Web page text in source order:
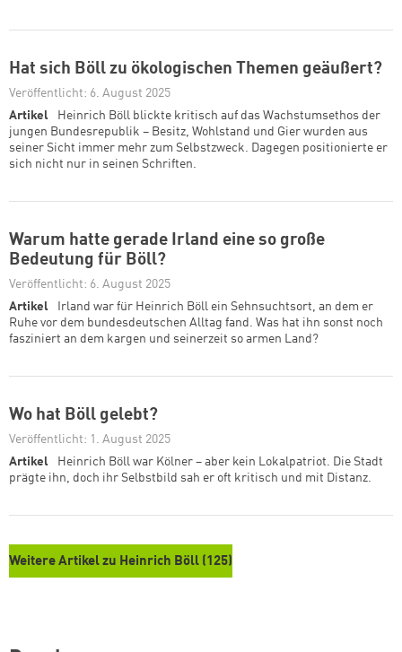
Hat sich Böll zu ökologischen Themen geäußert?
Veröffentlicht: 6. August 2025
Artikel
Heinrich Böll blickte kritisch auf das Wachstumsethos der
jungen Bundesrepublik – Besitz, Wohlstand und Gier wurden aus
seiner Sicht immer mehr zum Selbstzweck. Dagegen positionierte er
sich nicht nur in seinen Schriften.
Warum hatte gerade Irland eine so große
Bedeutung für Böll?
Veröffentlicht: 6. August 2025
Artikel
Irland war für Heinrich Böll ein Sehnsuchtsort, an dem er
Ruhe vor dem bundesdeutschen Alltag fand. Was hat ihn sonst noch
fasziniert an dem kargen und seinerzeit so armen Land?
Wo hat Böll gelebt?
Veröffentlicht: 1. August 2025
Artikel
Heinrich Böll war Kölner – aber kein Lokalpatriot. Die Stadt
prägte ihn, doch ihr Selbstbild sah er oft kritisch und mit Distanz.
Weitere Artikel zu Heinrich Böll (125)